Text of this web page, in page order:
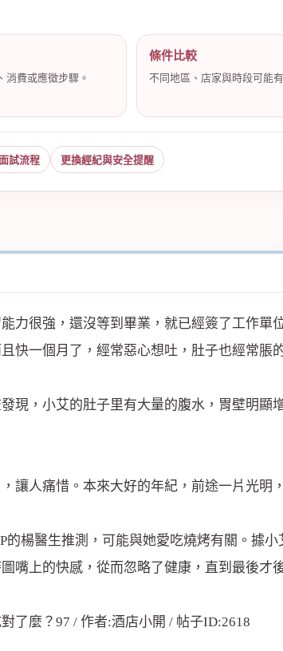
消費或應徵步驟。
條件比較
不同地區、店家與時段可能
試流程 更換經紀與安全提醒
力很強，還沒等到畢業，就已經簽了工作單
快一個月了，經常惡心想吐，肚子也經常脹
現，小艾的肚子里有大量的腹水，胃壁明顯
讓人痛惜。本來大好的年紀，前途一片光明
的楊醫生推測，可能與她愛吃燒烤有關。據
嘴上的快感，從而忽略了健康，直到最後才